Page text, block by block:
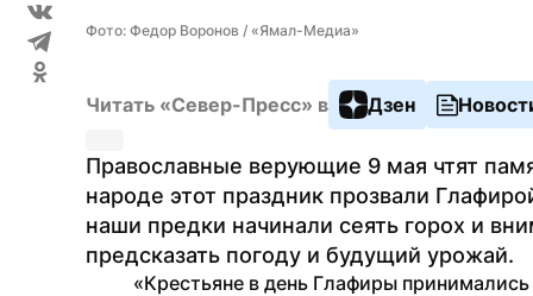
Фото: Федор Воронов / «Ямал-Медиа»
Читать «Север-Пресс» в Дзен
Православные верующие 9 мая чтят
народе этот праздник прозвали
наши предки начинали сеять горох и
предсказать погоду и будущий урожай.
«Крестьяне в день Глафиры